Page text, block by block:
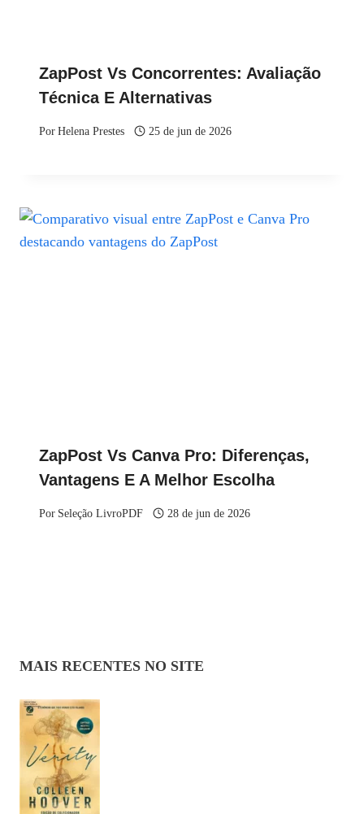
ZapPost Vs Concorrentes: Avaliação
Técnica E Alternativas
PorHelena Prestes 25 de jun de 2026
ZapPost Vs Canva Pro: Diferenças,
Vantagens E A Melhor Escolha
Por Seleção LivroPDF 28 de jun de 2026
MAIS RECENTES NO SITE